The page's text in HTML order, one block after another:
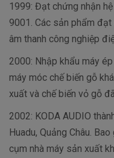
1999: Đạt chứng nhận
9001. Các sản phẩm
âm thanh công nghiệp
2000: Nhập khẩu máy
máy móc chế biến gỗ
xuất và chế biến vỏ gỗ
2002: KODA AUDIO
Huadu, Quảng Châu.
cụm nhà máy sản xuất